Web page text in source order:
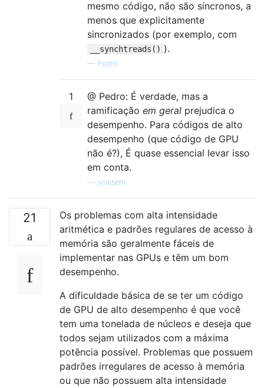
mesmo código, não são síncronos, a
menos que explicitamente
sincronizados (por exemplo, com
__synchtreads() ).
— Pedro
1
@ Pedro: É verdade, mas a
ramificação em geral prejudica o
desempenho. Para códigos de alto
desempenho (que código de GPU
não é?), É quase essencial levar isso
em conta.
jvriesem
21
Os problemas com alta intensidade
aritmética e padrões regulares de acesso à
memória são geralmente fáceis de
implementar nas GPUs e têm um bom
desempenho.
A dificuldade básica de se ter um código
de GPU de alto desempenho é que você
tem uma tonelada de núcleos e deseja que
todos sejam utilizados com a máxima
potência possível. Problemas que possuem
padrões irregulares de acesso à memória
ou que não possuem alta intensidade